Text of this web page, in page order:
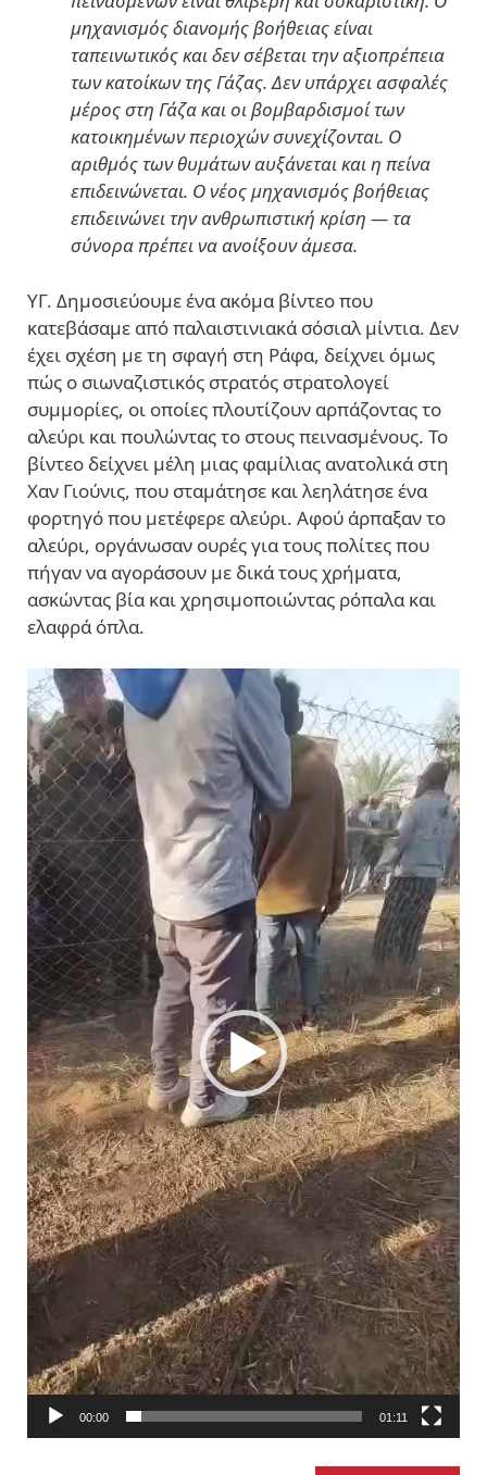
μηχανισμός διανομής βοήθειας είναι
ταπεινωτικός και δεν σέβεται την αξιοπρέπεια
των κατοίκων της Γάζας. Δεν υπάρχει ασφαλές
μέρος στη Γάζα και οι βομβαρδισμοί των
κατοικημένων περιοχών συνεχίζονται. Ο
αριθμός των θυμάτων αυξάνεται και η πείνα
επιδεινώνεται. Ο νέος μηχανισμός βοήθειας
επιδεινώνει την ανθρωπιστική κρίση — τα
σύνορα πρέπει να ανοίξουν άμεσα.
ΥΓ. Δημοσιεύουμε ένα ακόμα βίντεο που
κατεβάσαμε από παλαιστινιακά σόσιαλ μίντια. Δεν
έχει σχέση με τη σφαγή στη Ράφα, δείχνει όμως
πώς ο σιωναζιστικός στρατός στρατολογεί
συμμορίες, οι οποίες πλουτίζουν αρπάζοντας το
αλεύρι και πουλώντας το στους πεινασμένους. Το
βίντεο δείχνει μέλη μιας φαμίλιας ανατολικά στη
Χαν Γιούνις, που σταμάτησε και λεηλάτησε ένα
φορτηγό που μετέφερε αλεύρι. Αφού άρπαξαν το
αλεύρι, οργάνωσαν ουρές για τους πολίτες που
πήγαν να αγοράσουν με δικά τους χρήματα,
ασκώντας βία και χρησιμοποιώντας ρόπαλα και
ελαφρά όπλα.
Πρόγραμμα
Αναπαραγωγής
Βίντεο
00:00 01:11